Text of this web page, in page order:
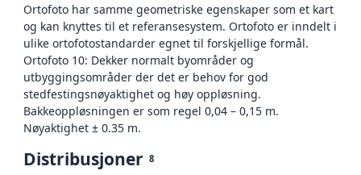
Ortofoto har samme geometriske egenskaper som et kart
og kan knyttes til et referansesystem. Ortofoto er inndelt i
ulike ortofotostandarder egnet til forskjellige formål.
Ortofoto 10: Dekker normalt byområder og
utbyggingsområder der det er behov for god
stedfestingsnøyaktighet og høy oppløsning.
Bakkeoppløsningen er som regel 0,04 – 0,15 m.
Nøyaktighet ± 0.35 m.
Distribusjoner 8